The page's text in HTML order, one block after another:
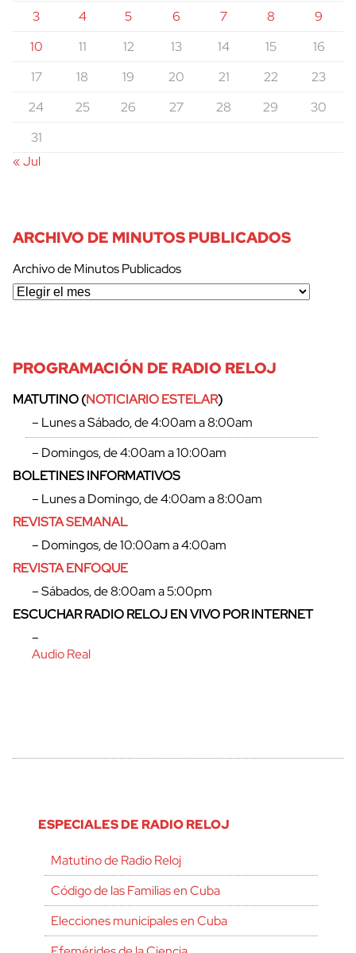
3 4 5 6 7 8
9
10
11 12 13 14 15
16
17
18 19 20 21 22
23
24
25 26 27 28 29
30
31
« Jul
ARCHIVO DE MINUTOS PUBLICADOS
Archivo de Minutos Publicados
PROGRAMACIÓN DE RADIO RELOJ
MATUTINO (NOTICIARIO ESTELAR)
– Lunes a Sábado, de 4:00am a 8:00am
– Domingos, de 4:00am a 10:00am
BOLETINES INFORMATIVOS
– Lunes a Domingo, de 4:00am a 8:00am
REVISTA SEMANAL
– Domingos, de 10:00am a 4:00am
REVISTA ENFOQUE
– Sábados, de 8:00am a 5:00pm
ESCUCHAR RADIO RELOJ EN VIVO POR INTERNET
–
Audio Real
ESPECIALES DE RADIO RELOJ
Matutino de Radio Reloj
Código de las Familias en Cuba
Elecciones municipales en Cuba